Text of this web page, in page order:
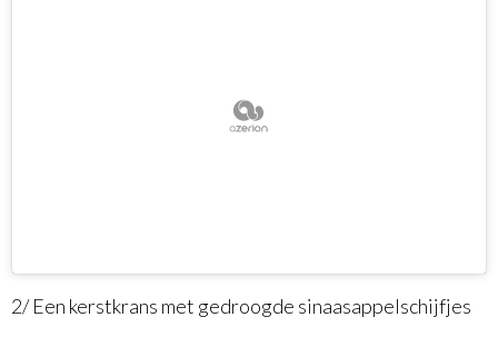
2/ Een kerstkrans met gedroogde sinaasappelschijfjes